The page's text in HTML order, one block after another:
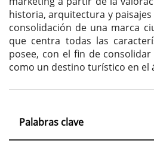
historia, arquitectura y
consolidación de una marca
que centra todas las
posee, con el fin de
como un destino turístico en el
Palabras clave